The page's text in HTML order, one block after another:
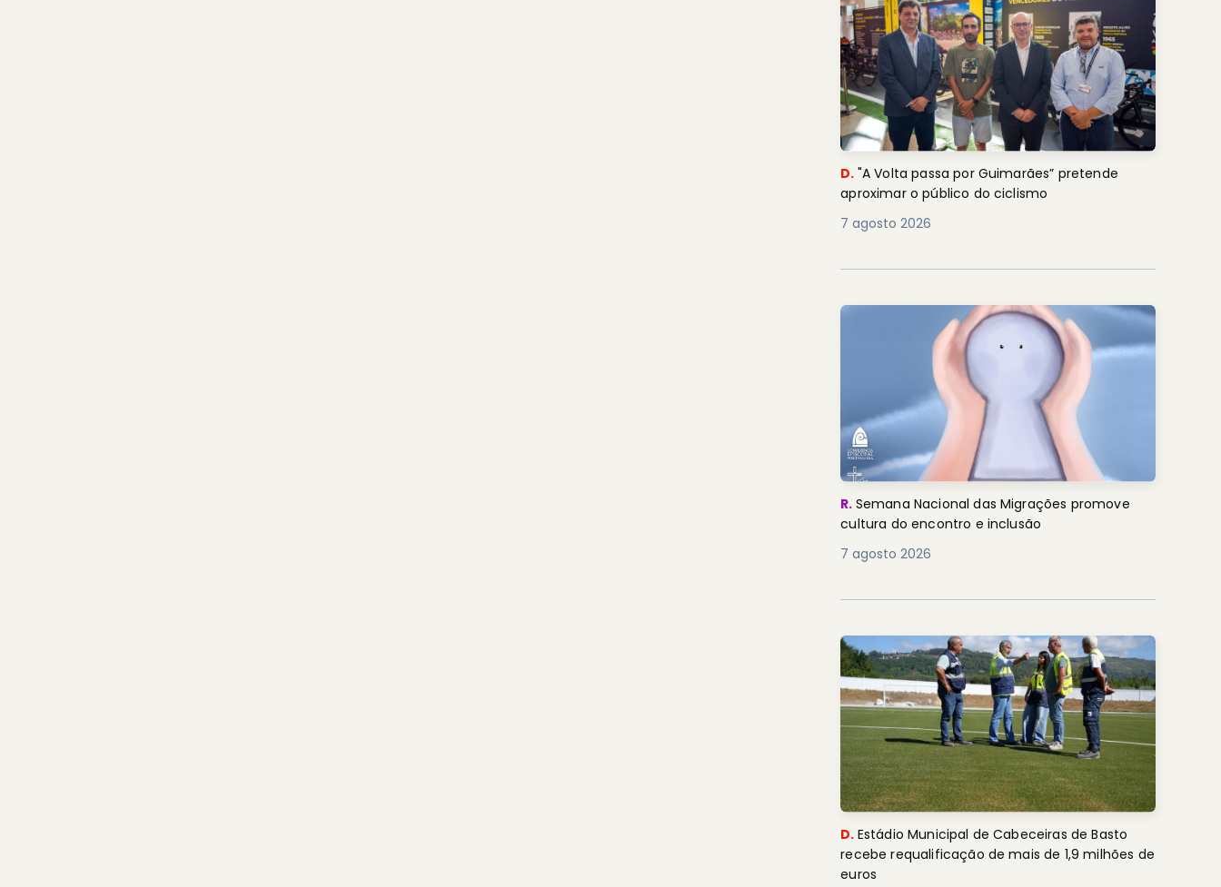
D. "A Volta passa por Guimarães” pretende
aproximar o público do ciclismo
7 agosto 2026
R. Semana Nacional das Migrações promove
cultura do encontro e inclusão
7 agosto 2026
D. Estádio Municipal de Cabeceiras de Basto
recebe requalificação de mais de 1,9 milhões de
euros